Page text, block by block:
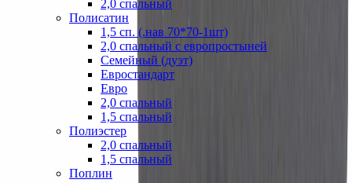
2,0 спальный
Полисатин
1,5 сп. (.нав 70*70-1шт)
2,0 спальный с европростыней
Семейный (дуэт)
Евростандарт
Евро
2,0 спальный
1,5 спальный
Полиэстер
2,0 спальный
1,5 спальный
Поплин